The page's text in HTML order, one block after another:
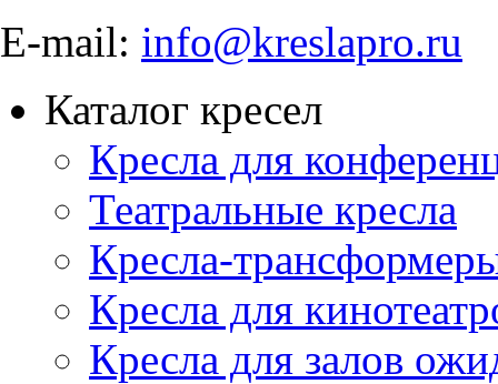
E-mail: info@kreslapro.ru
Каталог кресел
Кресла для
Театральные кресла
Кресла-
Кресла для
Кресла для залов